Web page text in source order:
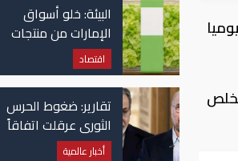
1.8 مليار برميل يوميا
البيئة: خلو أسواق
الإمارات من منتجات
الخس المرتبطة بتفشي
داء السيكلوسبورا
اقتصاد
تقارير: ضغوط الحرس
الثوري عرقلت اتفاقاً
وشيكاً حول هرمز
أخبار عالمية